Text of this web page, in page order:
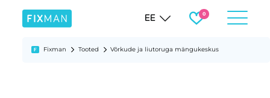
EE
Fixman Tooted Võrkude ja liutoruga mängukeskus